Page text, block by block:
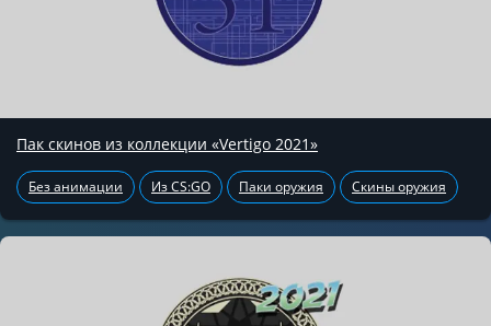
Пак скинов из коллекции «Vertigo 2021»
Без анимации Из CS:GO Паки оружия Скины оружия